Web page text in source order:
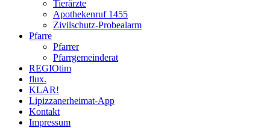
Tierärzte
Apothekenruf 1455
Zivilschutz-Probealarm
Pfarre
Pfarrer
Pfarrgemeinderat
REGIOtim
flux.
KLAR!
Lipizzanerheimat-App
Kontakt
Impressum